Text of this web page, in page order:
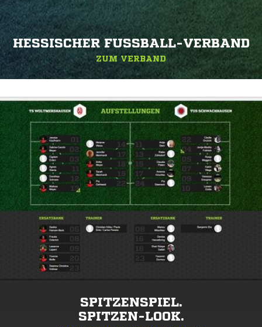
HESSISCHER FUSSBALL-VERBAND
ZUM VERBAND
SPITZENSPIEL.
SPITZEN-LOOK.